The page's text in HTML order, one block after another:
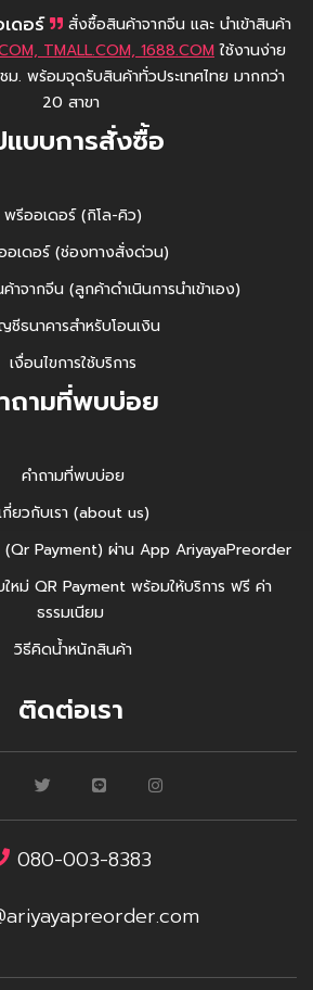
ดอร์
สั่งซื้อสินค้าจากจีน และ นำเข้าสินค้า
TMALL.COM, 1688.COMใช้งานง่าย
. พร้อมจุดรับสินค้าทั่วประเทศไทย มากกว่า
20 สาขา
แบบการสั่งซื้อ
พรีออเดอร์ (กิโล-คิว)
อเดอร์ (ช่องทางสั่งด่วน)
าจากจีน (ลูกค้าดำเนินการนำเข้าเอง)
ชีธนาคารสำหรับโอนเงิน
เงื่อนไขการใช้บริการ
ถามที่พบบ่อย
คำถามที่พบบ่อย
กี่ยวกับเรา (about us)
(Qr Payment) ผ่าน App AriyayaPreorder
ใหม่ QR Payment พร้อมให้บริการ ฟรี ค่า
ธรรมเนียม
วิธีคิดน้ำหนักสินค้า
ติดต่อเรา
080-003-8383